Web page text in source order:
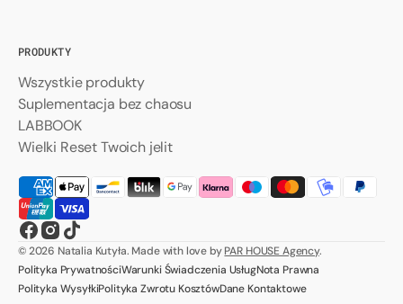
PRODUKTY
Wszystkie produkty
Suplementacja bez chaosu
LABBOOK
Wielki Reset Twoich jelit
Facebook
Instagram
TikTok
© 2026 Natalia Kutyła. Made with love byPAR HOUSE Agency.
Polityka PrywatnościWarunki Świadczenia UsługNota Prawna
Polityka WysyłkiPolityka Zwrotu KosztówDane Kontaktowe